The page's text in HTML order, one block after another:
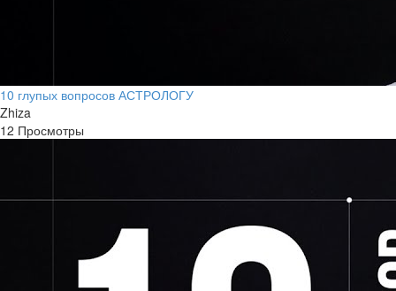
10 глупых вопросов АСТРОЛОГУ
Zhiza
12 Просмотры